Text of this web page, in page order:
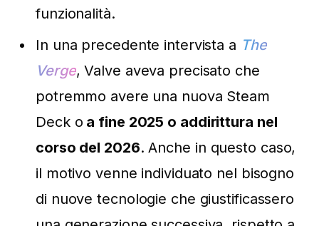
funzionalità.
In una precedente intervista a The
Verge, Valve aveva precisato che
potremmo avere una nuova Steam
Deck o a fine 2025 o addirittura nel
corso del 2026. Anche in questo caso,
il motivo venne individuato nel bisogno
di nuove tecnologie che giustificassero